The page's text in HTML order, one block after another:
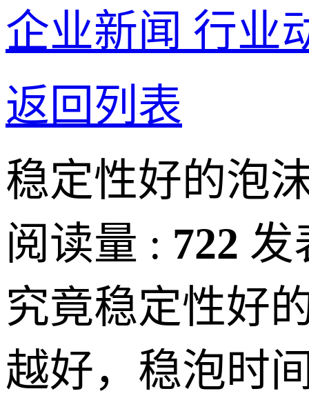
企业新闻 行业
返回列表
稳定性好的泡
阅读量 : 722 发
究竟稳定性好
越好，稳泡时